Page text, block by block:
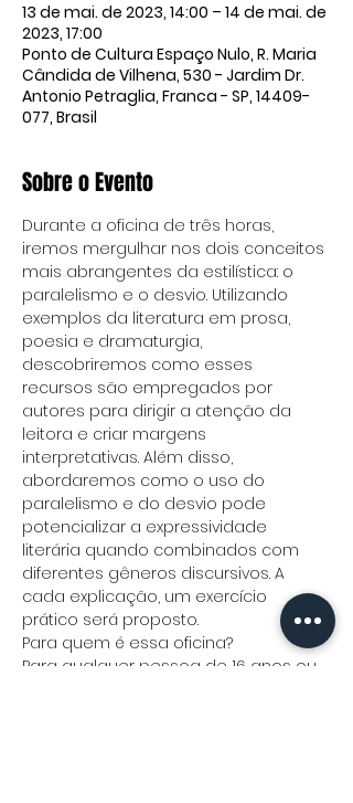
13 de mai. de 2023, 14:00 – 14 de mai. de
2023, 17:00
Ponto de Cultura Espaço Nulo, R. Maria
Cândida de Vilhena, 530 - Jardim Dr.
Antonio Petraglia, Franca - SP, 14409-
077, Brasil
Sobre o Evento
Durante a oficina de três horas,
iremos mergulhar nos dois conceitos
mais abrangentes da estilística: o
paralelismo e o desvio. Utilizando
exemplos da literatura em prosa,
poesia e dramaturgia,
descobriremos como esses
recursos são empregados por
autores para dirigir a atenção da
leitora e criar margens
interpretativas. Além disso,
abordaremos como o uso do
paralelismo e do desvio pode
potencializar a expressividade
literária quando combinados com
diferentes gêneros discursivos. A
cada explicação, um exercício
prático será proposto.
Para quem é essa oficina?
Para qualquer pessoa de 16 anos ou